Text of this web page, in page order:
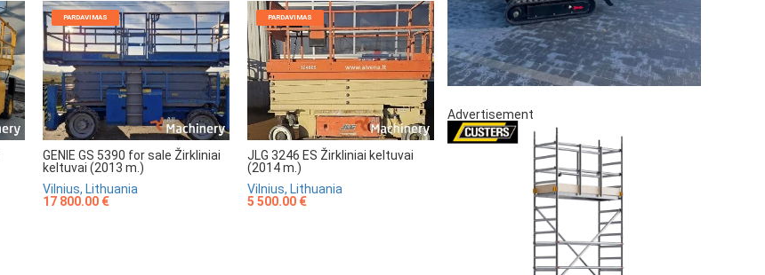
PARDAVIMAS
GENIE GS 5390 for sale Žirkliniai
keltuvai (2013 m.)
Vilnius, Lithuania
17 800.00 €
PARDAVIMAS
JLG 3246 ES Žirkliniai keltuvai
(2014 m.)
Vilnius, Lithuania
5 500.00 €
Advertisement